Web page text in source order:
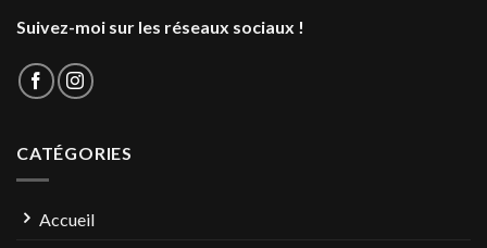
Suivez-moi sur les réseaux sociaux !
CATÉGORIES
Accueil